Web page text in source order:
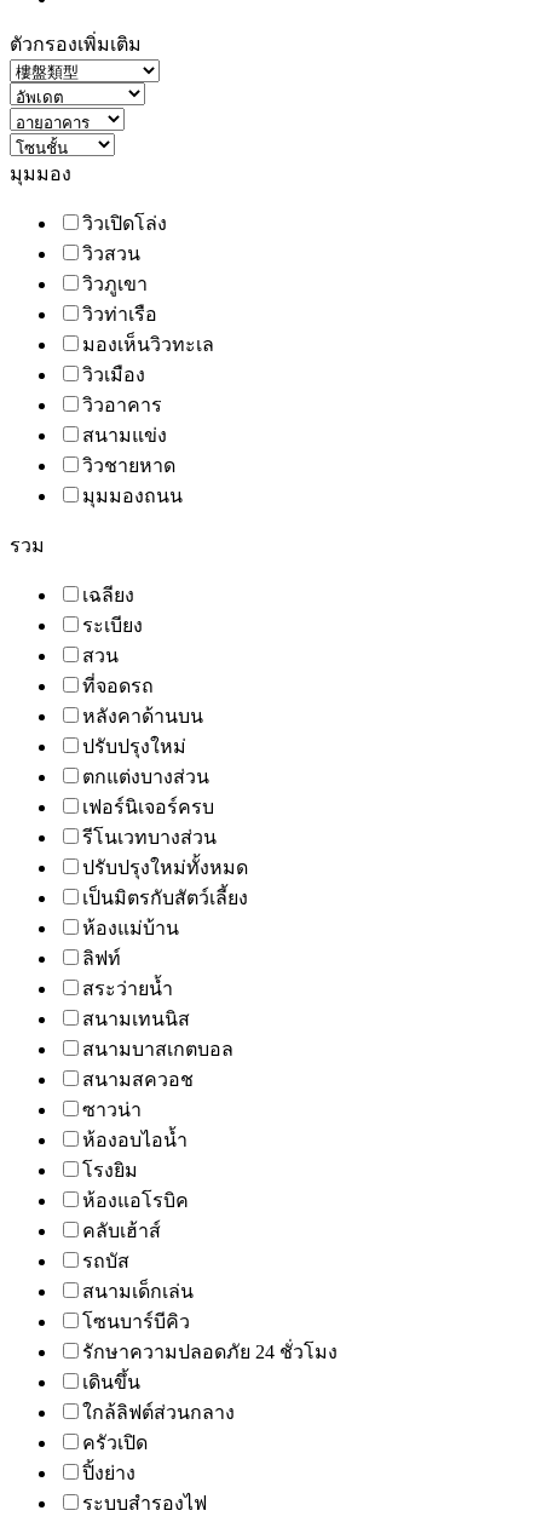
ตัวกรองเพิ่มเติม
มุมมอง
วิวเปิดโล่ง
วิวสวน
วิวภูเขา
วิวท่าเรือ
มองเห็นวิวทะเล
วิวเมือง
วิวอาคาร
สนามแข่ง
วิวชายหาด
มุมมองถนน
รวม
เฉลียง
ระเบียง
สวน
ที่จอดรถ
หลังคาด้านบน
ปรับปรุงใหม่
ตกแต่งบางส่วน
เฟอร์นิเจอร์ครบ
รีโนเวทบางส่วน
ปรับปรุงใหม่ทั้งหมด
เป็นมิตรกับสัตว์เลี้ยง
ห้องแม่บ้าน
ลิฟท์
สระว่ายน้ำ
สนามเทนนิส
สนามบาสเกตบอล
สนามสควอช
ซาวน่า
ห้องอบไอน้ำ
โรงยิม
ห้องแอโรบิค
คลับเฮ้าส์
รถบัส
สนามเด็กเล่น
โซนบาร์บีคิว
รักษาความปลอดภัย 24 ชั่วโมง
เดินขึ้น
ใกล้ลิฟต์ส่วนกลาง
ครัวเปิด
ปิ้งย่าง
ระบบสำรองไฟ